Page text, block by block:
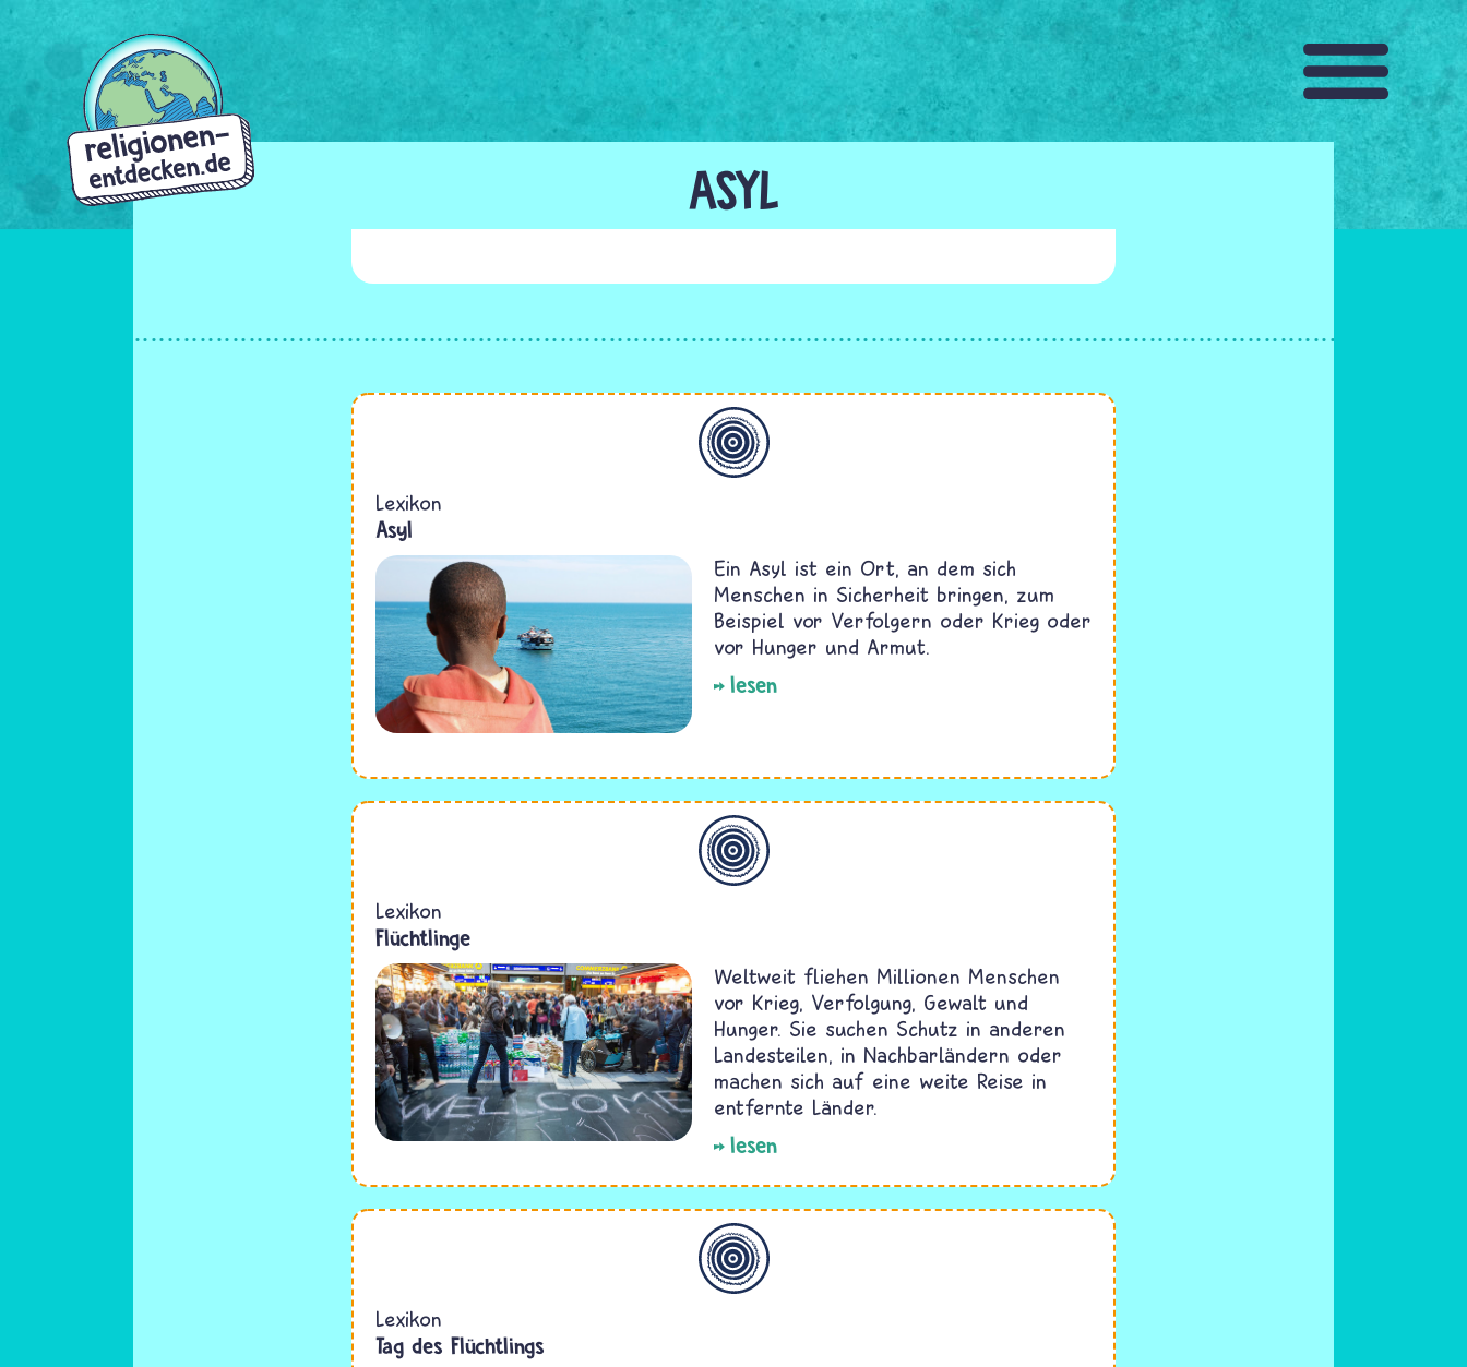
Direkt
ASYL
Lexikon
Asyl
Ein Asyl ist ein Ort, an dem sich
Menschen in Sicherheit bringen, zum
Beispiel vor Verfolgern oder Krieg oder
vor Hunger und Armut.
lesen
Lexikon
Flüchtlinge
Weltweit fliehen Millionen Menschen
vor Krieg, Verfolgung, Gewalt und
Hunger. Sie suchen Schutz in anderen
Landesteilen, in Nachbarländern oder
machen sich auf eine weite Reise in
entfernte Länder.
lesen
Lexikon
Tag des Flüchtlings